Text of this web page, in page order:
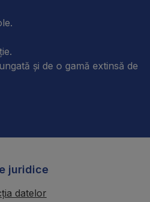
și de o gamă extinsă de
juridice
datelor